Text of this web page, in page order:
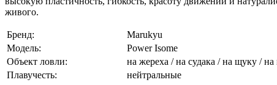
живого.
Бренд:
Marukyu
Модель:
Power Isome
Объект ловли:
на жереха / на судака / на щуку /
Плавучесть:
нейтральные